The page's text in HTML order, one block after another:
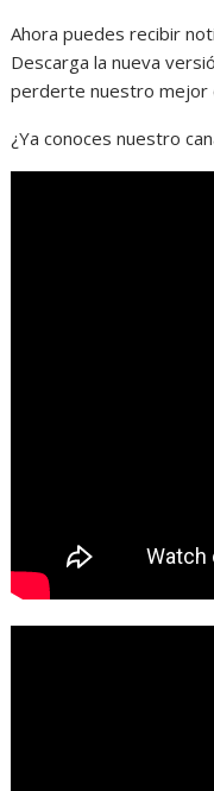
Ahora puedes recibir
Descarga la nueva
perderte nuestro mejor
¿Ya conoces nuestro